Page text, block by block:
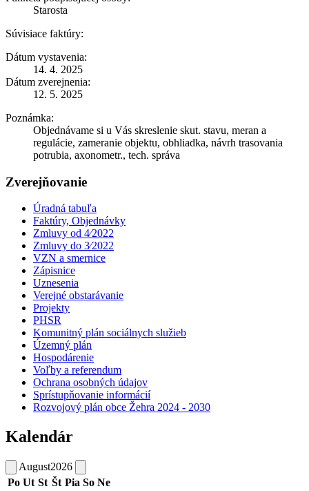
Starosta
Súvisiace faktúry:
Dátum vystavenia:
14. 4. 2025
Dátum zverejnenia:
12. 5. 2025
Poznámka:
Objednávame si u Vás skreslenie skut. stavu, meran a
regulácie, zameranie objektu, obhliadka, návrh trasovania
potrubia, axonometr., tech. správa
Zverejňovanie
Úradná tabuľa
Faktúry, Objednávky
Zmluvy od 4⁄2022
Zmluvy do 3⁄2022
VZN a smernice
Zápisnice
Uznesenia
Verejné obstarávanie
Projekty
PHSR
Komunitný plán sociálnych služieb
Územný plán
Hospodárenie
Voľby a referendum
Ochrana osobných údajov
Sprístupňovanie informácií
Rozvojový plán obce Žehra 2024 - 2030
Kalendár
August2026
Po Ut St Št Pia So Ne